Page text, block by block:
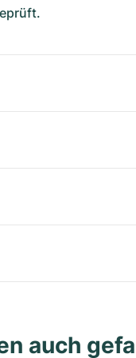
auch